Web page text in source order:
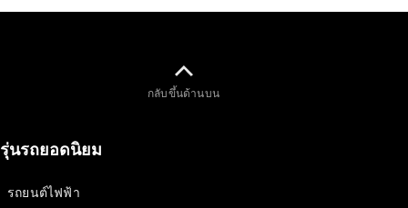
140 ปีแห่ง
การขับขี่
กลับขึ้นด้านบน
รุ่นรถยอดนิยม
รถยนต์ไฟฟ้า